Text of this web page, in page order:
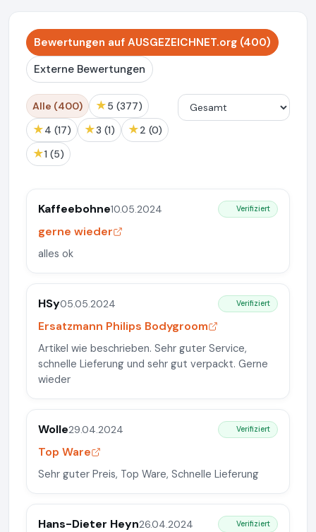
Bewertungen auf AUSGEZEICHNET.org (400)
Externe Bewertungen
Alle (400) ★ 5 (377)
★ 4 (17) ★ 3 (1) ★ 2 (0)
★ 1 (5)
Kaffeebohne10.05.2024 Verifiziert
gerne wieder
alles ok
HSy05.05.2024 Verifiziert
Ersatzmann Philips Bodygroom
Artikel wie beschrieben. Sehr guter Service,
schnelle Lieferung und sehr gut verpackt. Gerne
wieder
Wolle29.04.2024 Verifiziert
Top Ware
Sehr guter Preis, Top Ware, Schnelle Lieferung
Hans-Dieter Heyn26.04.2024 Verifiziert